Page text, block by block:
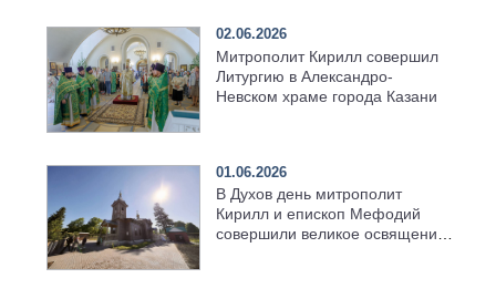
02.06.2026
Митрополит Кирилл совершил
Литургию в Александро-
Невском храме города Казани
01.06.2026
В Духов день митрополит
Кирилл и епископ Мефодий
совершили великое освящение